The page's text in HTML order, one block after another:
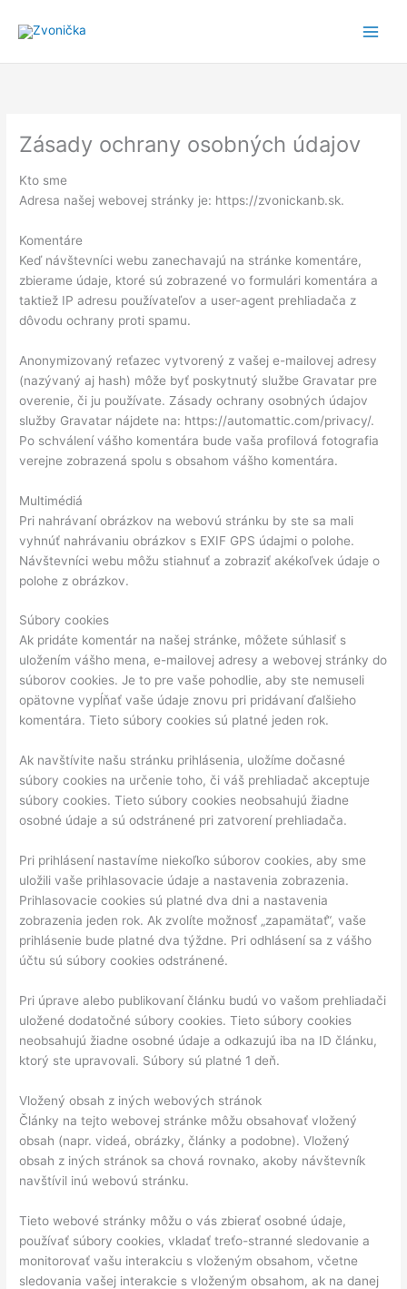
Zásady ochrany osobných údajov
Kto sme
Adresa našej webovej stránky je: https://zvonickanb.sk.
Komentáre
Keď návštevníci webu zanechavajú na stránke komentáre,
zbierame údaje, ktoré sú zobrazené vo formulári komentára a
taktiež IP adresu používateľov a user-agent prehliadača z
dôvodu ochrany proti spamu.
Anonymizovaný reťazec vytvorený z vašej e-mailovej adresy
(nazývaný aj hash) môže byť poskytnutý službe Gravatar pre
overenie, či ju používate. Zásady ochrany osobných údajov
služby Gravatar nájdete na: https://automattic.com/privacy/.
Po schválení vášho komentára bude vaša profilová fotografia
verejne zobrazená spolu s obsahom vášho komentára.
Multimédiá
Pri nahrávaní obrázkov na webovú stránku by ste sa mali
vyhnúť nahrávaniu obrázkov s EXIF GPS údajmi o polohe.
Návštevníci webu môžu stiahnuť a zobraziť akékoľvek údaje o
polohe z obrázkov.
Súbory cookies
Ak pridáte komentár na našej stránke, môžete súhlasiť s
uložením vášho mena, e-mailovej adresy a webovej stránky do
súborov cookies. Je to pre vaše pohodlie, aby ste nemuseli
opätovne vypĺňať vaše údaje znovu pri pridávaní ďalšieho
komentára. Tieto súbory cookies sú platné jeden rok.
Ak navštívite našu stránku prihlásenia, uložíme dočasné
súbory cookies na určenie toho, či váš prehliadač akceptuje
súbory cookies. Tieto súbory cookies neobsahujú žiadne
osobné údaje a sú odstránené pri zatvorení prehliadača.
Pri prihlásení nastavíme niekoľko súborov cookies, aby sme
uložili vaše prihlasovacie údaje a nastavenia zobrazenia.
Prihlasovacie cookies sú platné dva dni a nastavenia
zobrazenia jeden rok. Ak zvolíte možnosť „zapamätať“, vaše
prihlásenie bude platné dva týždne. Pri odhlásení sa z vášho
účtu sú súbory cookies odstránené.
Pri úprave alebo publikovaní článku budú vo vašom prehliadači
uložené dodatočné súbory cookies. Tieto súbory cookies
neobsahujú žiadne osobné údaje a odkazujú iba na ID článku,
ktorý ste upravovali. Súbory sú platné 1 deň.
Vložený obsah z iných webových stránok
Články na tejto webovej stránke môžu obsahovať vložený
obsah (napr. videá, obrázky, články a podobne). Vložený
obsah z iných stránok sa chová rovnako, akoby návštevník
navštívil inú webovú stránku.
Tieto webové stránky môžu o vás zbierať osobné údaje,
používať súbory cookies, vkladať treťo-stranné sledovanie a
monitorovať vašu interakciu s vloženým obsahom, včetne
sledovania vašej interakcie s vloženým obsahom, ak na danej